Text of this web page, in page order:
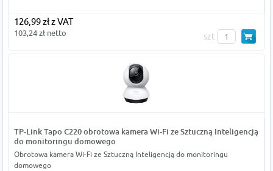
126,99 zł z VAT
103,24 zł netto szt
TP-Link Tapo C220 obrotowa kamera Wi-Fi ze Sztuczną Inteligencją
do monitoringu domowego
Obrotowa kamera Wi-Fi ze Sztuczną Inteligencją do monitoringu
domowego